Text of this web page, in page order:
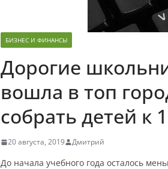
БИЗНЕС И ФИНАНСЫ
Дорогие
вошла в топ
собрать детей к
20 августа, 2019 Дмитрий
До начала учебного года осталось